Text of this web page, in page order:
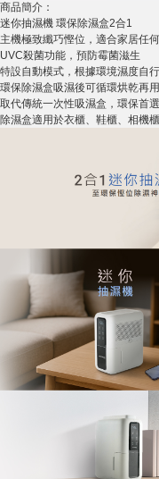
商品簡介：
迷你抽濕機 環保除濕盒2合1
主機極致纖巧慳位，適合家居任
UVC殺菌功能，預防霉菌滋生
特設自動模式，根據環境濕度自
環保除濕盒吸濕後可循環烘乾再用
取代傳統一次性吸濕盒，環保首選
除濕盒適用於衣櫃、鞋櫃、相機